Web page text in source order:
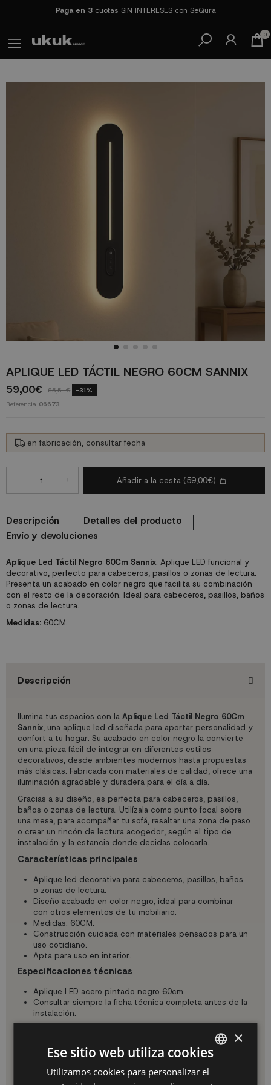
Paga en 3cuotas SIN INTERESES con SeQura
0
APLIQUE LED TÁCTIL NEGRO 60CM SANNIX
59,00€ 85,51€ -31%
Referencia 06673
Aplique Led Táctil Negro 60Cm Sannix. Aplique LED funcional y
decorativo, perfecto para cabeceros, pasillos o zonas de lectura.
Presenta un acabado en color negro que facilita su combinación
con el resto de la decoración. Ideal para cabeceros, pasillos, baños
o zonas de lectura.
Medidas:60CM.
en fabricación, consultar fecha
- + Añadir a la cesta (59,00€)
Descripción
Detalles del producto
Envío y devoluciones
Descripción
Ilumina tus espacios con laAplique Led Táctil Negro 60Cm
Sannix, una aplique led diseñada para aportar personalidad y
confort a tu hogar. Su acabado en color negro la convierte
en una pieza fácil de integrar en diferentes estilos
decorativos, desde ambientes modernos hasta propuestas
más clásicas. Fabricada con materiales de calidad, ofrece una
iluminación agradable y duradera para el día a día.
Gracias a su diseño, es perfecta para cabeceros, pasillos,
baños o zonas de lectura. Utilízala como punto focal sobre
una mesa, para acompañar tu sofá, resaltar una zona de paso
o crear un rincón de lectura acogedor, según el tipo de
instalación y la estancia donde decidas colocarla.
Características principales
Aplique led decorativa para cabeceros, pasillos, baños
o zonas de lectura.
Diseño acabado en color negro, ideal para combinar
con otros elementos de tu mobiliario.
Medidas: 60CM.
Construcción cuidada con materiales pensados para un
uso cotidiano.
Apta para uso en interior.
Especificaciones técnicas
Aplique LED acero pintado negro 60cm
Consultar siempre la ficha técnica completa antes de la
instalación.
Perfecto para instalar en paredes, cabeceros o pasillos.
Selecciona la altura adecuada según el uso (lectura, luz
ambiental, iluminación de paso) y asegúrate de que queda
bien fijado.
SPANISH
×
Ese sitio web utiliza cookies
Utilizamos cookies para personalizar el